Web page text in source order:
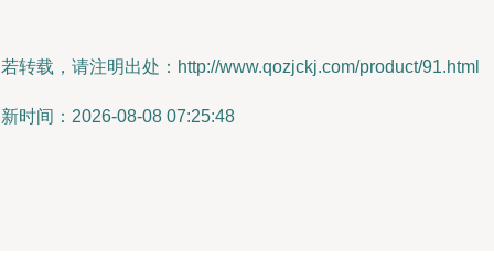
转载，请注明出处：http://www.qozjckj.com/product/91.html
时间：2026-08-08 07:25:48